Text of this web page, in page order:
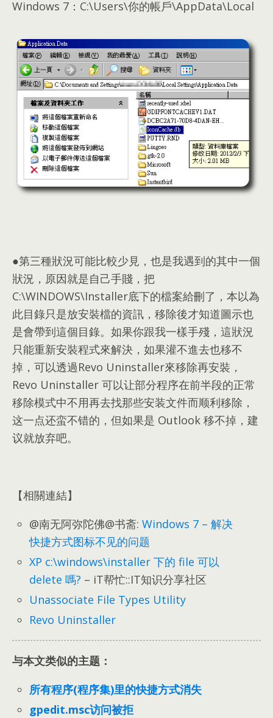
Windows 7：C:\Users\你的帳戶\AppData\Local
●第三種狀況可能比較少見 ， 也是我遇到的其中一個
狀況 ， 原因就是自己手賤 ， 把
C:\WINDOWS\Installer底下的檔案給刪了 ， 本以為
此目錄只是放安裝檔的資訊 ， 移除後才知道圖示也
是會帶到這個目錄。 如果你跟我一樣手殘 ， 這狀況
只能重新安裝程式來解決 ， 如果灌不進去也移不
掉 ， 可以透過Revo Uninstaller來移除再安裝 ，
Revo Uninstaller 可以让部分程序在前半段的正常
移除模式中不用再去找那些安装文件而顺利移除，
这一点还蛮不错的，但如果是 Outlook 移不掉，建
议就放弃吧。
【相關連結】
@南无阿弥陀佛@书斋:Windows 7 – 解决
快捷方式图标不见的问题
XP c:\windows\installer 下的 file 可以
delete 嗎? – iT帮忙::IT知识分享社区
Unassociate File Types Utility
Revo Uninstaller
与本文类似的主题：
所有程序(程序集)里的快捷方式消失
gpedit.msc访问被拒